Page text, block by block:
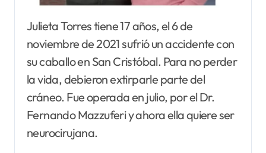
Julieta Torres tiene 17 años, el 6 de
noviembre de 2021 sufrió un accidente con
su caballo en San Cristóbal. Para no perder
la vida, debieron extirparle parte del
cráneo. Fue operada en julio, por el Dr.
Fernando Mazzuferi y ahora ella quiere ser
neurocirujana.